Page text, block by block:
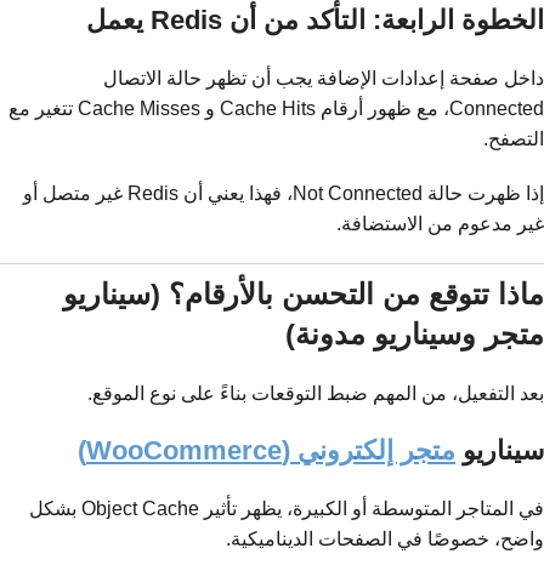
الخطوة الرابعة: التأكد من أن Redis يعمل
داخل صفحة إعدادات الإضافة يجب أن تظهر حالة الاتصال
Connected، مع ظهور أرقام Cache Hits و Cache Misses تتغير مع
التصفح.
إذا ظهرت حالة Not Connected، فهذا يعني أن Redis غير متصل أو
غير مدعوم من الاستضافة.
ماذا تتوقع من التحسن بالأرقام؟ (سيناريو
متجر وسيناريو مدونة)
بعد التفعيل، من المهم ضبط التوقعات بناءً على نوع الموقع.
سيناريو متجر إلكتروني (WooCommerce)
في المتاجر المتوسطة أو الكبيرة، يظهر تأثير Object Cache بشكل
واضح، خصوصًا في الصفحات الديناميكية.